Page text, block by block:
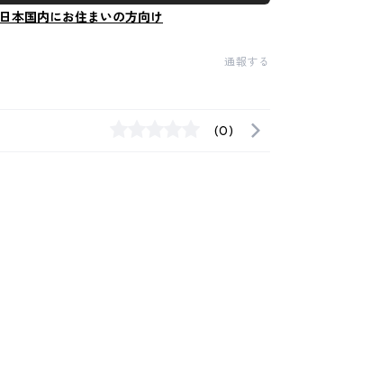
日本国内にお住まいの方向け
通報する
(0)